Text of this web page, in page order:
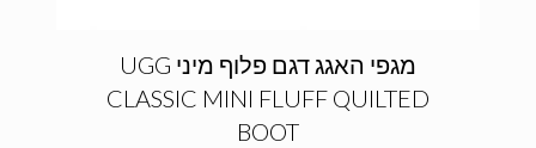
מגפי האגג דגם פלוף מיני UGG
CLASSIC MINI FLUFF QUILTED
BOOT